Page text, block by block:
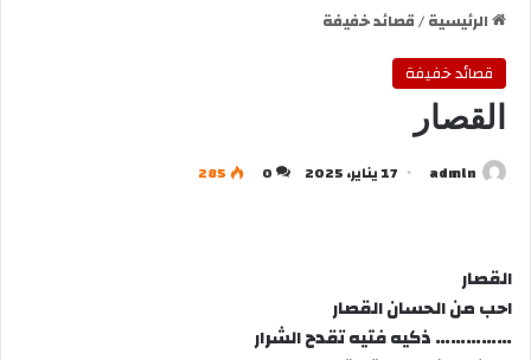
الرئيسية/قصائد خفيفة
قصائد خفيفة
القصار
admln 17 يناير، 2025 0
285
القصار
احب من الحسان القصار
…………… ذكيه فتيه تقدح الشرار